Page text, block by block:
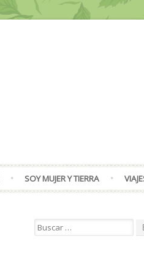
SOY MUJER Y TIERRA
Search for: